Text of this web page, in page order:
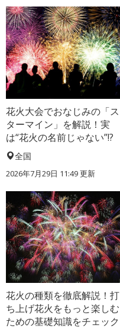
花火大会でおなじみの「ス
ターマイン」を解説！実
は“花火の名前じゃない”!?
全国
2026年7月29日 11:49 更新
花火の種類を徹底解説！打
ち上げ花火をもっと楽しむ
ための基礎知識をチェック